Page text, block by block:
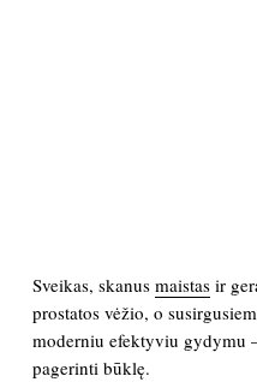
POLITIKA
Sveikas, skanus maistasir
prostatos vėžio, o
moderniu efektyviu gydymu
pagerinti būklę.